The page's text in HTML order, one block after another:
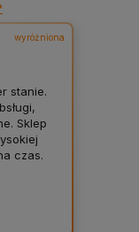
wyróżniona
stanie.
Sklep
czas.